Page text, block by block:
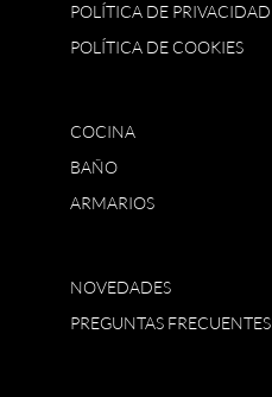
POLÍTICA DE PRIVACIDAD
POLÍTICA DE COOKIES
COCINA
BAÑO
ARMARIOS
NOVEDADES
PREGUNTAS FRECUENTES